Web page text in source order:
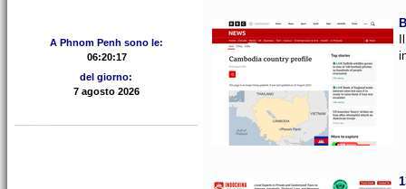
A Phnom Penh sono le:
del giorno: